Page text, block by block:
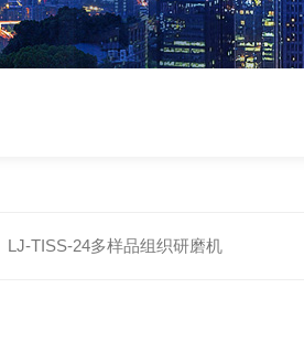
LJ-TISS-24多样品组织研磨机